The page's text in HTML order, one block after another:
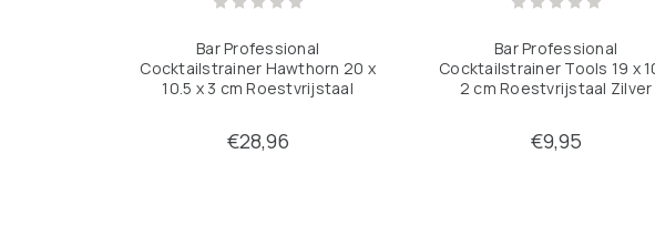
Bar Professional
Cocktailstrainer Hawthorn 20 x
10.5 x 3 cm Roestvrijstaal
€28,96
Bar Professional
Cocktailstrainer Tools 19 x
2 cm Roestvrijstaal Zilver
€9,95